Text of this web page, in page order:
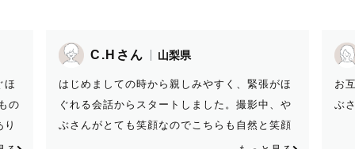
ほ
の
C.Hさん 山梨県
はじめましての時から親しみやすく、緊張がほ
ぐれる会話からスタートしました。撮影中、や
ぶさんがとても笑顔なのでこちらも自然と笑顔
になりました！撮影途中で息子が急に興味を示
お
ぶ